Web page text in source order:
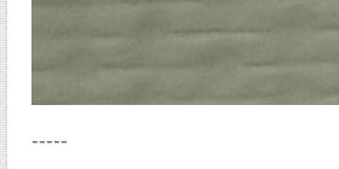
-----